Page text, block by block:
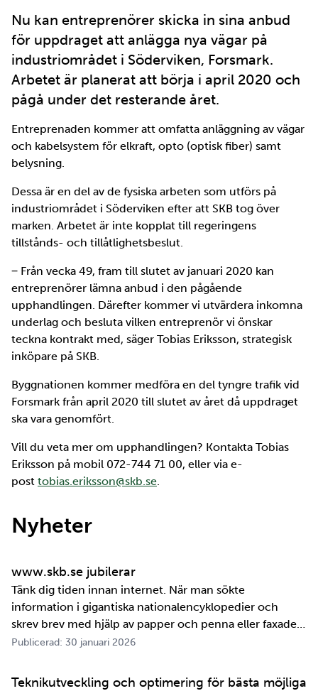
Nu kan entreprenörer skicka in sina anbud
för uppdraget att anlägga nya vägar på
industriområdet i Söderviken, Forsmark.
Arbetet är planerat att börja i april 2020 och
pågå under det resterande året.
Entreprenaden kommer att omfatta anläggning av vägar
och kabelsystem för elkraft, opto (optisk fiber) samt
belysning.
Dessa är en del av de fysiska arbeten som utförs på
industriområdet i Söderviken efter att SKB tog över
marken. Arbetet är inte kopplat till regeringens
tillstånds- och tillåtlighetsbeslut.
‒ Från vecka 49, fram till slutet av januari 2020 kan
entreprenörer lämna anbud i den pågående
upphandlingen. Därefter kommer vi utvärdera inkomna
underlag och besluta vilken entreprenör vi önskar
teckna kontrakt med, säger Tobias Eriksson, strategisk
inköpare på SKB.
Byggnationen kommer medföra en del tyngre trafik vid
Forsmark från april 2020 till slutet av året då uppdraget
ska vara genomfört.
Vill du veta mer om upphandlingen? Kontakta Tobias
Eriksson på mobil 072-744 71 00, eller via e-
post tobias.eriksson@skb.se.
Nyheter
www.skb.se jubilerar
Tänk dig tiden innan internet. När man sökte
information i gigantiska nationalencyklopedier och
skrev brev med hjälp av papper och penna eller faxade
om ett meddelande skulle fram snabbt. Det är inte
perspektiv i alla fall. För oss på SKB är det …
Publicerad: 30 januari 2026
Teknikutveckling och optimering för bästa möjliga